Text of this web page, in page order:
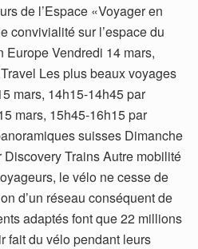
de l’Espace «Voyager en
convivialité sur l’espace du
Europe Vendredi 14 mars,
Les plus beaux voyages
mars, 14h15-14h45 par
mars, 15h45-16h15 par
suisses Dimanche
Trains Autre mobilité
le vélo ne cesse de
d’un réseau conséquent de
adaptés font que 22 millions
fait du vélo pendant leurs